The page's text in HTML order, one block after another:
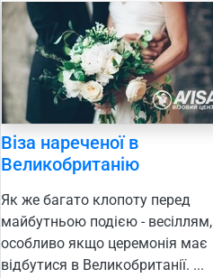
Віза нареченої в
Великобританію
Як же багато клопоту перед
майбутньою подією - весіллям,
особливо якщо церемонія має
відбутися в Великобританії. ...